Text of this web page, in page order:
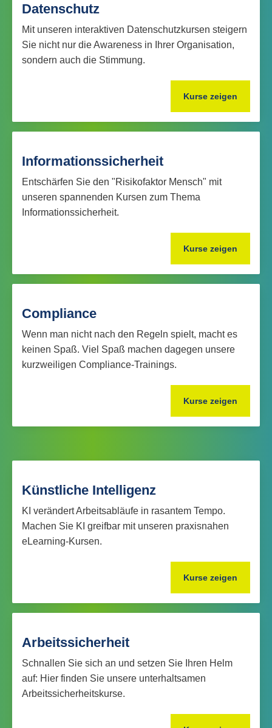
Datenschutz
Mit unseren interaktiven Datenschutzkursen steigern
Sie nicht nur die Awareness in Ihrer Organisation,
sondern auch die Stimmung.
Kurse zeigen
Informationssicherheit
Entschärfen Sie den "Risikofaktor Mensch" mit
unseren spannenden Kursen zum Thema
Informationssicherheit.
Kurse zeigen
Compliance
Wenn man nicht nach den Regeln spielt, macht es
keinen Spaß. Viel Spaß machen dagegen unsere
kurzweiligen Compliance-Trainings.
Kurse zeigen
Künstliche Intelligenz
KI verändert Arbeitsabläufe in rasantem Tempo.
Machen Sie KI greifbar mit unseren praxisnahen
eLearning-Kursen.
Kurse zeigen
Arbeitssicherheit
Schnallen Sie sich an und setzen Sie Ihren Helm
auf: Hier finden Sie unsere unterhaltsamen
Arbeitssicherheitskurse.